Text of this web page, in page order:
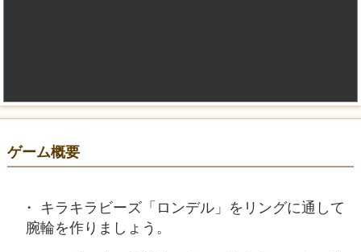
ゲーム概要
キラキラビーズ「ロンデル」をリングに通して
腕輪を作りましょう。